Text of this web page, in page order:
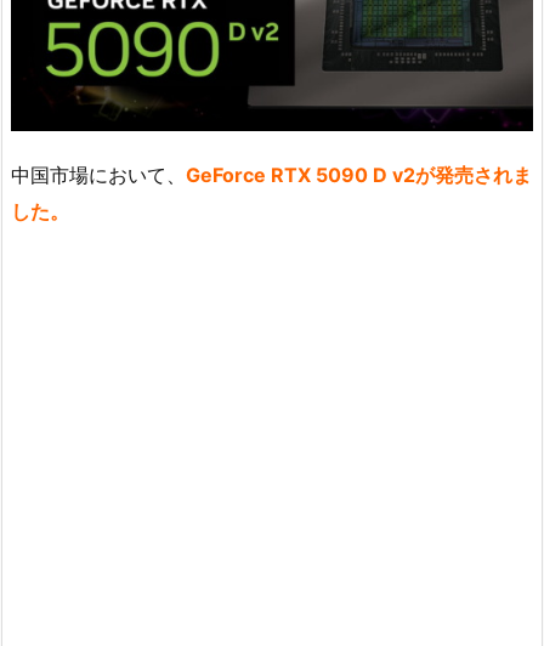
中国市場において、 GeForce RTX 5090 D v2が発売されま
した。